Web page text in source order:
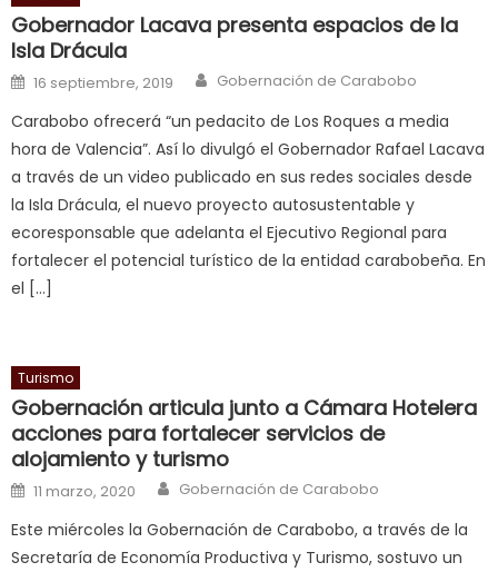
च
त
क
लग
आपक
पस
द,
sexy
bbw
milf
long
hard
fuck,
सच
ह
Gobernador Lacava presenta espacios de la
Isla Drácula
Posted on
16 septiembre, 2019 Author
Gobernación de Carabobo
Carabobo ofrecerá “un pedacito de Los Roques a media
hora de Valencia”. Así lo divulgó el Gobernador Rafael Lacava
a través de un video publicado en sus redes sociales desde
la Isla Drácula, el nuevo proyecto autosustentable y
ecoresponsable que adelanta el Ejecutivo Regional para
fortalecer el potencial turístico de la entidad carabobeña. En
el […]
Turismo
Gobernación articula junto a Cámara Hotelera
acciones para fortalecer servicios de
alojamiento y turismo
Posted on
11 marzo, 2020 Author
Gobernación de Carabobo
Este miércoles la Gobernación de Carabobo, a través de la
Secretaría de Economía Productiva y Turismo, sostuvo un